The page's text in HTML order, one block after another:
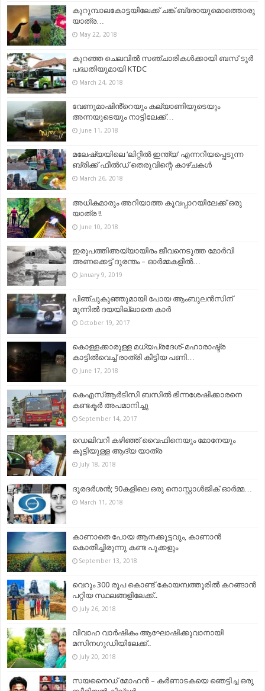
കുറുമ്പാലകോട്ടയിലേക്ക് ചങ്ക് ബ്രോയുമൊത്തൊരു
യാത്ര…
May 22, 2018
കുറഞ്ഞ ചെലവില്‍ സഞ്ചാരികള്‍ക്കായി ബസ് ടൂര്‍
പദ്ധതിയുമായി KTDC
March 24, 2018
വേണുമാഷിൻ്റെയും കല്യാണിയുടെയും
അന്നയുടെയും നാട്ടിലേക്ക്…
June 11, 2018
മലേഷ്യയിലെ ‘ലിറ്റിൽ ഇന്ത്യ’ എന്നറിയപ്പെടുന്ന
ബ്രിക്ക് ഫീല്‍ഡ് തെരുവിന്റെ കാഴ്ചകൾ
March 26, 2018
അധികമാരും അറിയാത്ത കൂവപ്പാറയിലേക്ക് ഒരു
യാത്ര !!
June 10, 2018
ഇരുപത്തിഅയ്യായിരം ജീവനെടുത്ത മോര്‍വി
അണക്കെട്ട് ദുരന്തം – ഓർമ്മകളിൽ…
January 9, 2019
പിഞ്ചുകുഞ്ഞുമായി പോയ ആംബുലന്‍സിന്
മുന്നില്‍ ദയയില്ലാതെ കാര്‍
October 19, 2017
കൊള്ളക്കാരുള്ള മധ്യപ്രദേശ്-മഹാരാഷ്ട്ര
കാട്ടിൽവെച്ച് രാത്രി കിട്ടിയ പണി…
June 17, 2018
കെഎസ്ആർടിസി ബസിൽ ഭിന്നശേഷിക്കാരനെ
കണ്ടക്ടർ അപമാനിച്ചു
September 14, 2017
ഡെലിവറി കഴിഞ്ഞ് വൈഫിനെയും മോനേയും
കൂട്ടിയുള്ള ആദ്യ യാത്ര
July 18, 2018
ദൂരദര്‍ശന്‍; 90കളിലെ ഒരു നൊസ്റ്റാള്‍ജിക് ഓര്‍മ്മ…
March 11, 2018
കാണാതെ പോയ ആനക്കൂട്ടവും, കാണാൻ
കൊതിച്ചിരുന്നു കണ്ട പൂക്കളും
September 13, 2018
വെറും 300 രൂപ കൊണ്ട് കോയമ്പത്തൂരില്‍ കറങ്ങാന്‍
പറ്റിയ സ്ഥലങ്ങളിലേക്ക്..
July 26, 2018
വിവാഹ വാര്‍ഷികം ആഘോഷിക്കുവാനായി
മസിനഗുഡിയിലേക്ക്..
July 20, 2018
സയനൈഡ് മോഹൻ – കർണാടകയെ ഞെട്ടിച്ച ഒരു